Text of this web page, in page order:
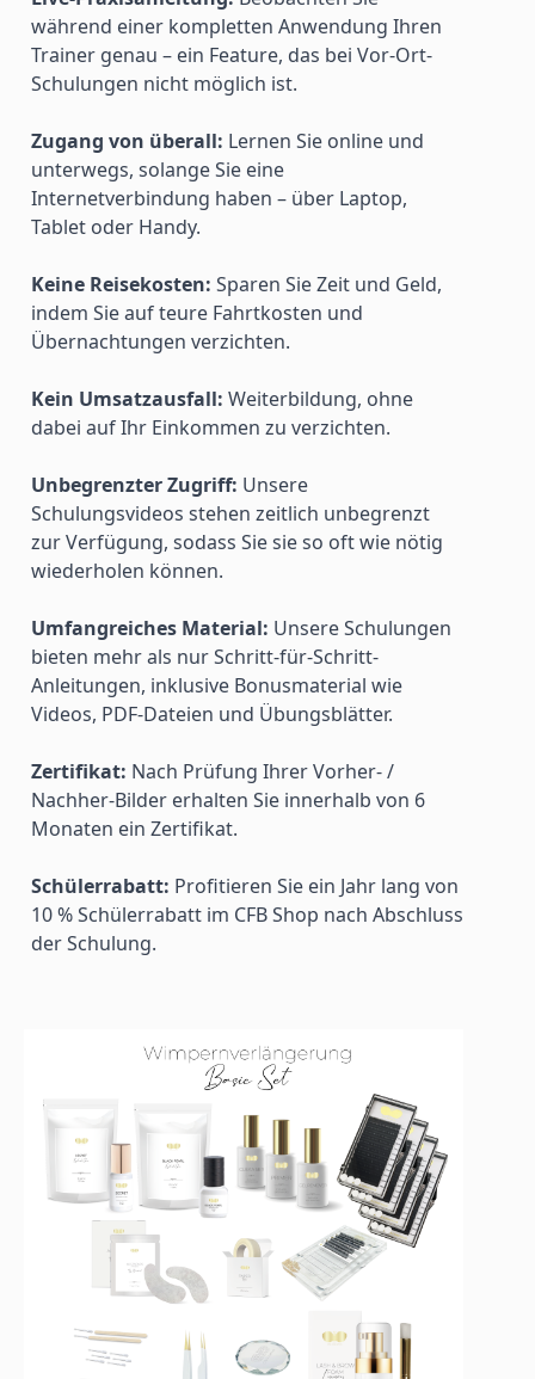
während einer kompletten Anwendung Ihren
Trainer genau – ein Feature, das bei Vor-Ort-
Schulungen nicht möglich ist.
Zugang von überall: Lernen Sie online und
unterwegs, solange Sie eine
Internetverbindung haben – über Laptop,
Tablet oder Handy.
Keine Reisekosten: Sparen Sie Zeit und Geld,
indem Sie auf teure Fahrtkosten und
Übernachtungen verzichten.
Kein Umsatzausfall: Weiterbildung, ohne
dabei auf Ihr Einkommen zu verzichten.
Unbegrenzter Zugriff: Unsere
Schulungsvideos stehen zeitlich unbegrenzt
zur Verfügung, sodass Sie sie so oft wie nötig
wiederholen können.
Umfangreiches Material: Unsere Schulungen
bieten mehr als nur Schritt-für-Schritt-
Anleitungen, inklusive Bonusmaterial wie
Videos, PDF-Dateien und Übungsblätter.
Zertifikat: Nach Prüfung Ihrer Vorher- /
Nachher-Bilder erhalten Sie innerhalb von 6
Monaten ein Zertifikat.
Schülerrabatt: Profitieren Sie ein Jahr lang von
10 % Schülerrabatt im CFB Shop nach Abschluss
der Schulung.